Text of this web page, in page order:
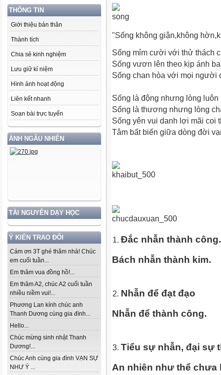
THÔNG TIN
Giới thiệu bản thân
Thành tích
Chia sẻ kinh nghiệm
Lưu giữ kỉ niệm
Hình ảnh hoạt động
Liên kết nhanh
Soạn bài trực tuyến
ẢNH NGẪU NHIÊN
TÀI NGUYÊN DẠY HỌC
Ý KIẾN TRAO ĐỔI
Cám ơn 3T ghé thăm nhà! Chúc
em cuối tuần...
Em thăm vua đồng hồ!...
Em thăm A2, chúc A2 cuối tuần
nhiều niềm vui!...
Phương Lan kính chúc anh
Thanh Dương cùng gia đình...
Hello...
Chúc mừng sinh nhật Thanh
Dương!...
Chúc Anh cùng gia đình VẠN SỰ
NHƯ Ý ...
"Sống không giận,không
Sống mỉm cười với thử thách
Sống vươn lên theo kịp ánh
Sống chan hòa với mọi người
Sống là động nhưng lòng luôn
Sống là thương nhưng lòng
Sống yên vui danh lợi mãi coi
Tâm bất biến giữa dòng đời
Đắc nhẫn thành công.
Bách nhẫn thành kim.
Nhẫn để đạt đạo
Nhẫn để thành công.
Tiểu sự nhẫn, đại sự
An nhiên như thể chưa